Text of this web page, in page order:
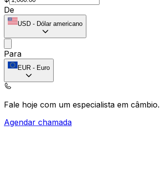
De
USD - Dólar americano
Para
EUR - Euro
Fale hoje com um especialista em câmbio.
Agendar chamada